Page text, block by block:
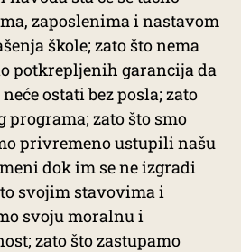
zaposlenima i nastavom
škole; zato što nema
potkrepljenih garancija da
ostati bez posla; zato
programa; zato što smo
privremeno ustupili našu
dok im se ne izgradi
svojim stavovima i
svoju moralnu i
zato što zastupamo